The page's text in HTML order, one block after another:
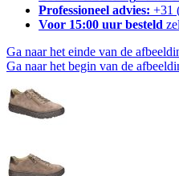
Professioneel advies: +31
Voor 15:00 uur besteld
Ga naar het einde van de
Ga naar het begin van de